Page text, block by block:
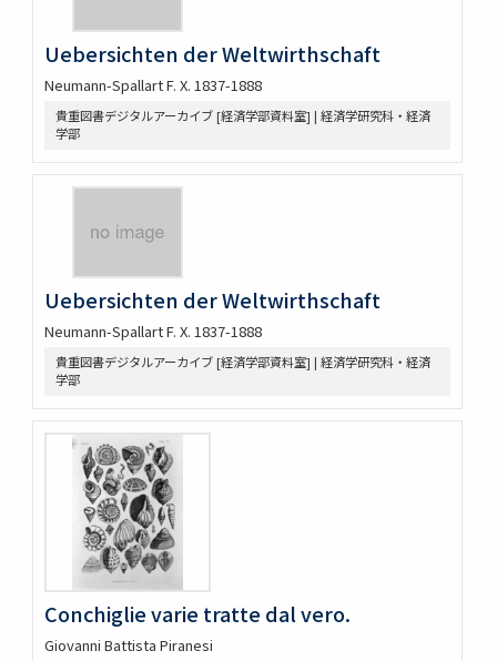
Asie
[Itinerario, voyage, ofte schopaert von John Huygen van
Linschoten naer Oost ofte Rorlugarels Indien]
Asiae nova descriptio
Tartariae sive magni Chami regni tÿpus
Maris pacifici (quod vulgo Mar del Zur) cum regionibus
Asia ex magna orbis terrę descriptione Gerardi Mercatoris
Asia wie es jetziger Zeit nach den fürnemesten
Herrschafften abgetheilet und beschribenist
Carte de l'Asie : corrigeé et augmenteé, dessus toutes les
aultres cy deuant faictes
China : veteribus Sinarum regio, nunc incolis Tame dicta
China
Japoniæ nova descriptio
Asia : with the islands adioyning described, the atire of the
people, & townes of importance
The Kingdome of China
Mar di India
Mappe-monde, ou, Carte generale du monde : dessignée
Asia vetus : recognita, emendata, et multis in locis,
mutata, conatibus geographicis
Uebersichten der Weltwirthschaft
Neumann-Spallart F. X. 1837-1888
貴重図書デジタルアーカイブ [経済学部資料室] | 経済学研究科・経済
学部
Uebersichten der Weltwirthschaft
Neumann-Spallart F. X. 1837-1888
貴重図書デジタルアーカイブ [経済学部資料室] | 経済学研究科・経済
学部
Conchiglie varie tratte dal vero.
Giovanni Battista Piranesi